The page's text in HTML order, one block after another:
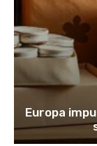
Europa